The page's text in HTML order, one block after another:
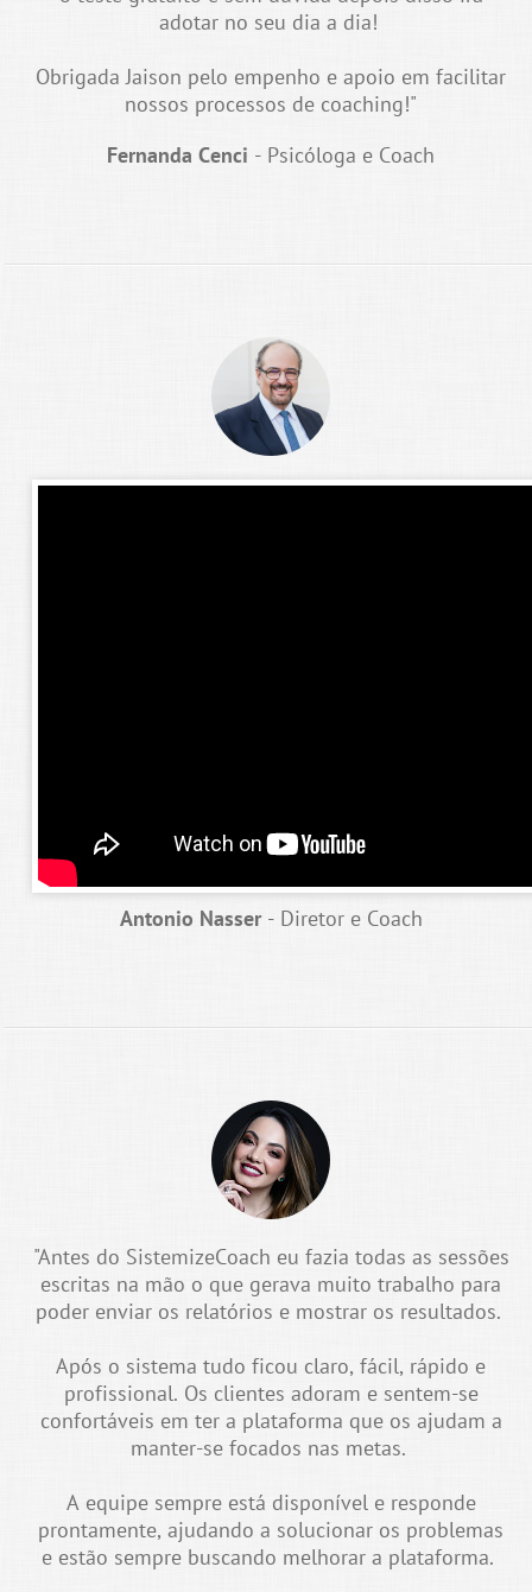
adotar no seu dia a dia!
Obrigada Jaison pelo empenho e apoio em facilitar
nossos processos de coaching!"
Fernanda Cenci - Psicóloga e Coach
Antonio Nasser - Diretor e Coach
"Antes do SistemizeCoach eu fazia todas as sessões
escritas na mão o que gerava muito trabalho para
poder enviar os relatórios e mostrar os resultados.
Após o sistema tudo ficou claro, fácil, rápido e
profissional. Os clientes adoram e sentem-se
confortáveis em ter a plataforma que os ajudam a
manter-se focados nas metas.
A equipe sempre está disponível e responde
prontamente, ajudando a solucionar os problemas
e estão sempre buscando melhorar a plataforma.